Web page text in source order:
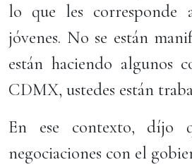
lo que les corresponde
jóvenes. No se están
están haciendo algunos
CDMX, ustedes están
En ese contexto, díjo
negociaciones con el